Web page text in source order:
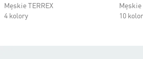
Męskie TERREX
4 kolory
Męskie
10